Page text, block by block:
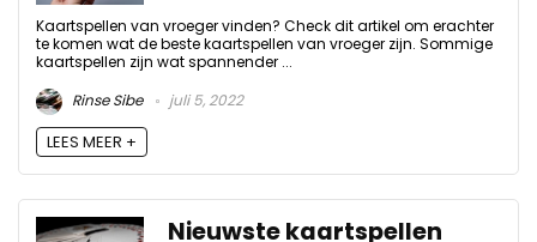
Kaartspellen van vroeger vinden? Check dit artikel om erachter
te komen wat de beste kaartspellen van vroeger zijn. Sommige
kaartspellen zijn wat spannender ...
Rinse Sibe
juli 5, 2022
LEES MEER +
Nieuwste kaartspellen